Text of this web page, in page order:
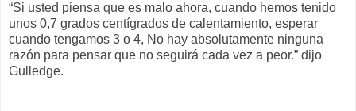
“Si usted piensa que es malo ahora, cuando hemos tenido
unos 0,7 grados centígrados de calentamiento, esperar
cuando tengamos 3 o 4, No hay absolutamente ninguna
razón para pensar que no seguirá cada vez a peor.” dijo
Gulledge.